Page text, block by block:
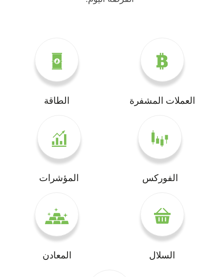
العملات المشفرة الطاقة
الفوركس المؤشرات
السلال المعادن